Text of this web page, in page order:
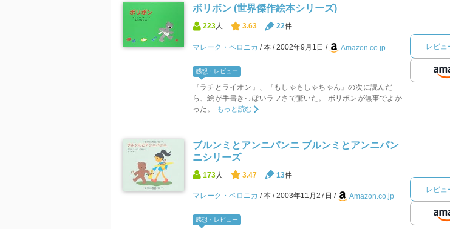
ボリボン (世界傑作絵本シリーズ)
223 人 3.63 22件
マレーク・ベロニカ 本 2002年9月1日 Amazon.co.jp
感想・レビュー
『ラチとライオン』、『もしゃもしゃちゃん』の次に読んだ
ら、絵が手書きっぽいラフさで驚いた。 ボリボンが無事でよか
った。
もっと読む
レビュ
ブルンミとアンニパンニ ブルンミとアンニパン
ニシリーズ
173 人 3.47 13件
マレーク・ベロニカ 本 2003年11月27日 Amazon.co.jp
感想・レビュー
レビュ